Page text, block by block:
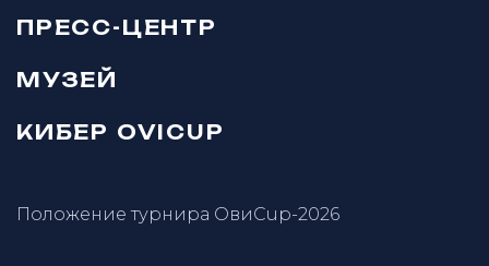
ПРЕСС-ЦЕНТР
МУЗЕЙ
КИБЕР OVICUP
Положение турнира ОвиCup-2026